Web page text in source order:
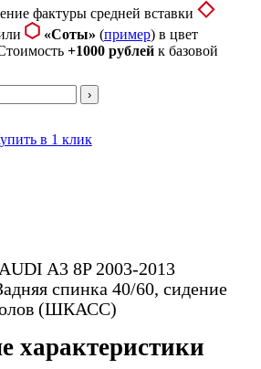
фактуры средней вставки
«Соты» (пример) в цвет
+1000 рублейк базовой
›
в 1 клик
A3 8P 2003-2013
спинка 40/60, сидение
(ШКАСС)
характеристики